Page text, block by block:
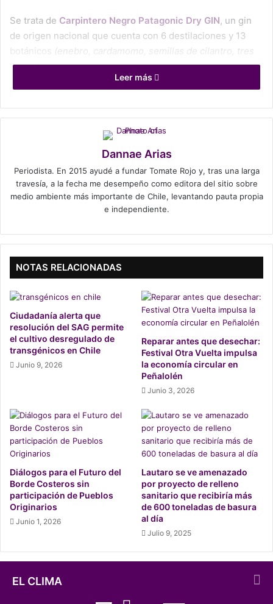
Se trata de Carpintero Negro Patagonic Dry GIN, un gin
de origen nacional que cuenta con 6 destilaciones y 13
botánicos (enebro, cardamomo, semillas de cilantro, tres
tipos de pimientas, almendras, nuez moscada, jengibre y
, frutos patagónicos como el
da una tonalidad rosada al líquido.
“El Carpintero Negro tiene dos cualidades que nos
llamaron la atención; es un ave que morfológicamente es
inconfundible con cualquier otra y también es un ave que
sirve como indicador de bienestar en los bosques. Es
decir, cuando existen colonias de estas aves en el
deforestación“, cuenta a Tomate Rojo José Ignacio Reyes,
su emprendimiento.
Plantar Lengas en la Patagonia
El Carpintero Negro actualmente se encuentra en la
a la constante destrucción de su hábitat y la presencia de
especies depredadoras que han sido introducidas en el
Leer más
Dannae Arias
Periodista. En 2015 ayudé a fundar Tomate Rojo y, tras una larga
travesía, a la fecha me desempeño como editora del sitio sobre
medio ambiente más importante de Chile, levantando pauta propia
e independiente.
NOTAS RELACIONADAS
Ciudadanía alerta que
resolución del SAG permite
el cultivo desregulado de
transgénicos en Chile
Junio 9, 2026
Reparar antes que desechar:
Festival Otra Vuelta impulsa
la economía circular en
Peñalolén
Junio 3, 2026
Diálogos para el Futuro del
Borde Costeros sin
participación de Pueblos
Originarios
Junio 1, 2026
Lautaro se ve amenazado
por proyecto de relleno
sanitario que recibiría más
de 600 toneladas de basura
al día
Julio 9, 2025
EL CLIMA